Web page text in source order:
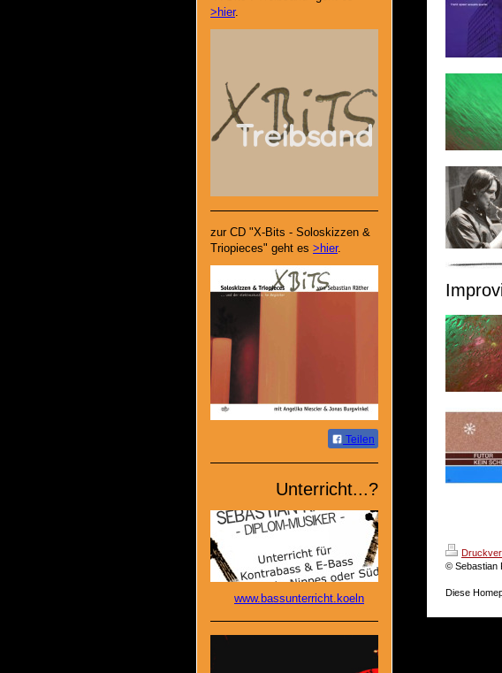
>hier.
zur CD "X-Bits - Soloskizzen &
Triopieces" geht es >hier.
Teilen
Unterricht...?
www.bassunterricht.koeln
© Sebastian
Diese